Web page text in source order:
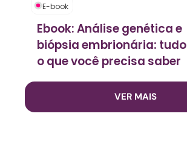
E-book
Ebook: Análise genética e
biópsia embrionária: tudo
o que você precisa saber
VER MAIS